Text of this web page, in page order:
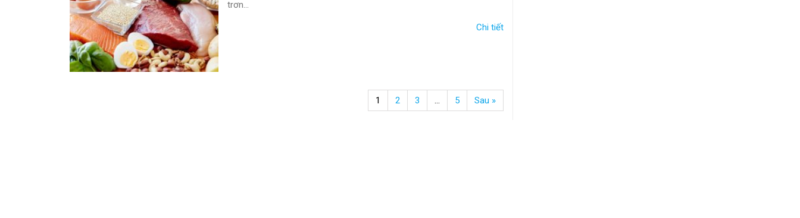
trơn...
Chi tiết
1 2 3 … 5 Sau »